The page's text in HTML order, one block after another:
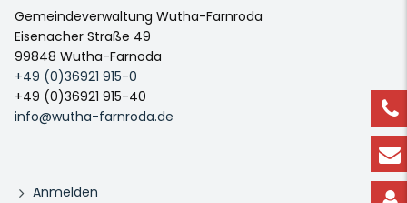
Gemeindeverwaltung Wutha-Farnroda
Eisenacher Straße 49
99848 Wutha-Farnoda
+49 (0)36921 915-0
+49 (0)36921 915-40
info@wutha-farnroda.de
Anmelden